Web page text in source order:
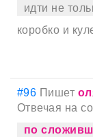
идти не
коробко и
#96 Пишет
Отвечая на
по